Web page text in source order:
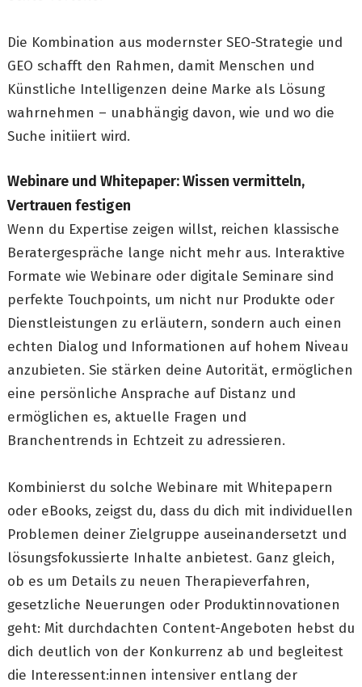
Die Kombination aus modernster SEO-Strategie und
GEO schafft den Rahmen, damit Menschen und
Künstliche Intelligenzen deine Marke als Lösung
wahrnehmen – unabhängig davon, wie und wo die
Suche initiiert wird.
Webinare und Whitepaper: Wissen vermitteln,
Vertrauen festigen
Wenn du Expertise zeigen willst, reichen klassische
Beratergespräche lange nicht mehr aus. Interaktive
Formate wie Webinare oder digitale Seminare sind
perfekte Touchpoints, um nicht nur Produkte oder
Dienstleistungen zu erläutern, sondern auch einen
echten Dialog und Informationen auf hohem Niveau
anzubieten. Sie stärken deine Autorität, ermöglichen
eine persönliche Ansprache auf Distanz und
ermöglichen es, aktuelle Fragen und
Branchentrends in Echtzeit zu adressieren.
Kombinierst du solche Webinare mit Whitepapern
oder eBooks, zeigst du, dass du dich mit individuellen
Problemen deiner Zielgruppe auseinandersetzt und
lösungsfokussierte Inhalte anbietest. Ganz gleich,
ob es um Details zu neuen Therapieverfahren,
gesetzliche Neuerungen oder Produktinnovationen
geht: Mit durchdachten Content-Angeboten hebst du
dich deutlich von der Konkurrenz ab und begleitest
die Interessent:innen intensiver entlang der